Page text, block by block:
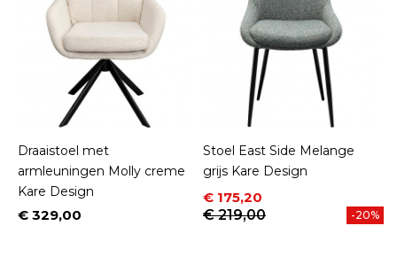
Draaistoel met
armleuningen Molly creme
Kare Design
Prijs
€ 329,00
Stoel East Side Melange
grijs Kare Design
Prijs
€ 175,20
Normale prijs
€ 219,00
-20%